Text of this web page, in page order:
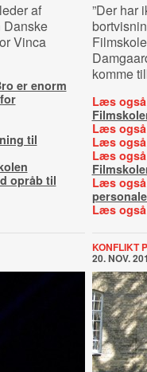
af
Danske
Vinca
er enorm
til
opråb til
”Der har
komme
Læs
Læs
Læs
Læs
Læs
Læs
KONFLIKT
20. NOV.